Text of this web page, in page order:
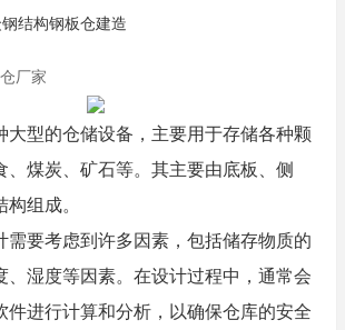
结构钢板仓建造
厂家
大型的仓储设备，主要用于存储各种颗
、煤炭、矿石等。其主要由底板、侧
组成。
需要考虑到许多因素，包括储存物质的
、湿度等因素。在设计过程中，通常会
件进行计算和分析，以确保仓库的安全